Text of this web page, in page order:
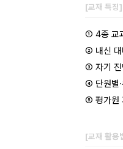
[교재 특징
① 4종 교
② 내신 대
③ 자기 진
④ 단원별
⑤ 평가원
[교재 활용